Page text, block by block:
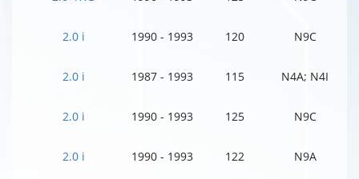
2.0 i 1990 - 1993 120 N9C
2.0 i 1987 - 1993 115 N4A; N4I
2.0 i 1990 - 1993 125 N9C
2.0 i 1990 - 1993 122 N9A